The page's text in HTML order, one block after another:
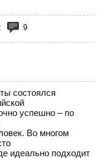
9
состоялся
успешно – по
Во многом
идеально подходит